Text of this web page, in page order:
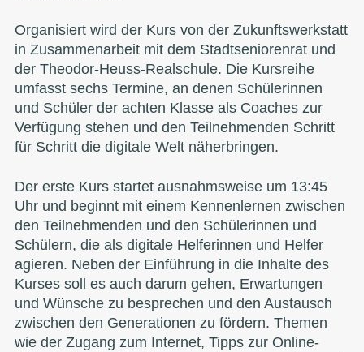
Organisiert wird der Kurs von der Zukunftswerkstatt
in Zusammenarbeit mit dem Stadtseniorenrat und
der Theodor-Heuss-Realschule. Die Kursreihe
umfasst sechs Termine, an denen Schülerinnen
und Schüler der achten Klasse als Coaches zur
Verfügung stehen und den Teilnehmenden Schritt
für Schritt die digitale Welt näherbringen.
Der erste Kurs startet ausnahmsweise um 13:45
Uhr und beginnt mit einem Kennenlernen zwischen
den Teilnehmenden und den Schülerinnen und
Schülern, die als digitale Helferinnen und Helfer
agieren. Neben der Einführung in die Inhalte des
Kurses soll es auch darum gehen, Erwartungen
und Wünsche zu besprechen und den Austausch
zwischen den Generationen zu fördern. Themen
wie der Zugang zum Internet, Tipps zur Online-